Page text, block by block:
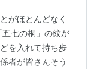
がほとんどなく
七の桐」の紋が
を入れて持ち歩
者が皆さんそう